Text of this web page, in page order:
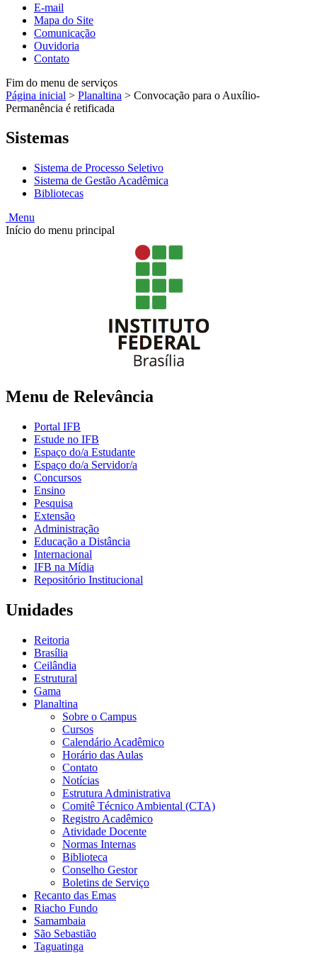
E-mail
Mapa do Site
Comunicação
Ouvidoria
Contato
Fim do menu de serviços
Página inicial > Planaltina > Convocação para o Auxílio-
Permanência é retificada
Sistemas
Sistema de Processo Seletivo
Sistema de Gestão Acadêmica
Bibliotecas
Menu
Início do menu principal
Menu de Relevância
Portal IFB
Estude no IFB
Espaço do/a Estudante
Espaço do/a Servidor/a
Concursos
Ensino
Pesquisa
Extensão
Administração
Educação a Distância
Internacional
IFB na Mídia
Repositório Institucional
Unidades
Reitoria
Brasília
Ceilândia
Estrutural
Gama
Planaltina
Sobre o Campus
Cursos
Calendário Acadêmico
Horário das Aulas
Contato
Notícias
Estrutura Administrativa
Comitê Técnico Ambiental (CTA)
Registro Acadêmico
Atividade Docente
Normas Internas
Biblioteca
Conselho Gestor
Boletins de Serviço
Recanto das Emas
Riacho Fundo
Samambaia
São Sebastião
Taguatinga